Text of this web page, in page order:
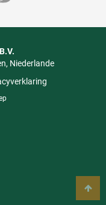
Niederlande